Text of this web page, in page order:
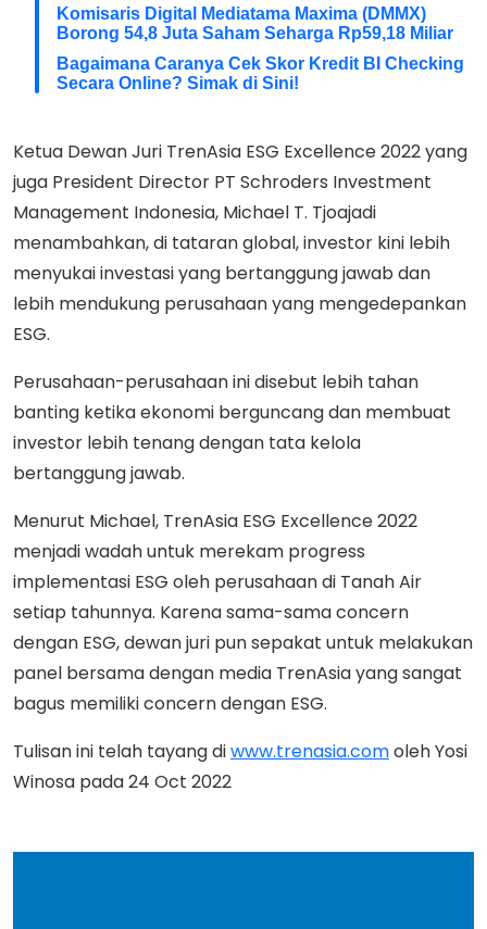
Komisaris Digital Mediatama Maxima (DMMX)
Borong 54,8 Juta Saham Seharga Rp59,18 Miliar
Bagaimana Caranya Cek Skor Kredit BI Checking
Secara Online? Simak di Sini!
Ketua Dewan Juri TrenAsia ESG Excellence 2022 yang
juga President Director PT Schroders Investment
Management Indonesia, Michael T. Tjoajadi
menambahkan, di tataran global, investor kini lebih
menyukai investasi yang bertanggung jawab dan
lebih mendukung perusahaan yang mengedepankan
ESG.
Perusahaan-perusahaan ini disebut lebih tahan
banting ketika ekonomi berguncang dan membuat
investor lebih tenang dengan tata kelola
bertanggung jawab.
Menurut Michael, TrenAsia ESG Excellence 2022
menjadi wadah untuk merekam progress
implementasi ESG oleh perusahaan di Tanah Air
setiap tahunnya. Karena sama-sama concern
dengan ESG, dewan juri pun sepakat untuk melakukan
panel bersama dengan media TrenAsia yang sangat
bagus memiliki concern dengan ESG.
Tulisan ini telah tayang diwww.trenasia.comoleh Yosi
Winosa pada 24 Oct 2022